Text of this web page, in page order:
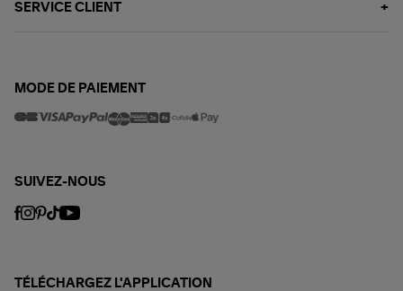
SERVICE CLIENT
MODE DE PAIEMENT
SUIVEZ-NOUS
TÉLÉCHARGEZ L'APPLICATION